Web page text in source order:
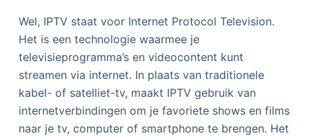
Wel, IPTV staat voor Internet Protocol Television.
Het is een technologie waarmee je
televisieprogramma’s en videocontent kunt
streamen via internet. In plaats van traditionele
kabel- of satelliet-tv, maakt IPTV gebruik van
internetverbindingen om je favoriete shows en films
naar je tv, computer of smartphone te brengen. Het